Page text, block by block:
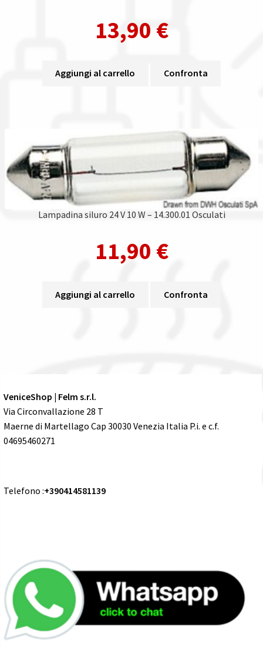
13,90 €
Aggiungi al carrello Confronta
Lampadina siluro 24 V 10 W – 14.300.01 Osculati
11,90 €
Aggiungi al carrello Confronta
VeniceShop | Felm s.r.l.
Via Circonvallazione 28 T
Maerne di Martellago Cap 30030 Venezia Italia P.i. e c.f.
04695460271
Telefono :+390414581139